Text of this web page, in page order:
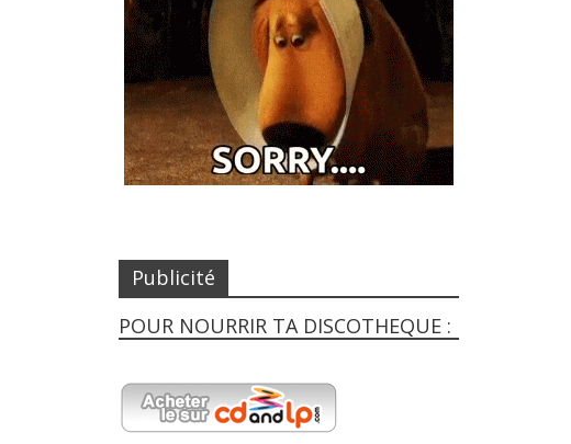
Publicité
POUR NOURRIR TA DISCOTHEQUE :